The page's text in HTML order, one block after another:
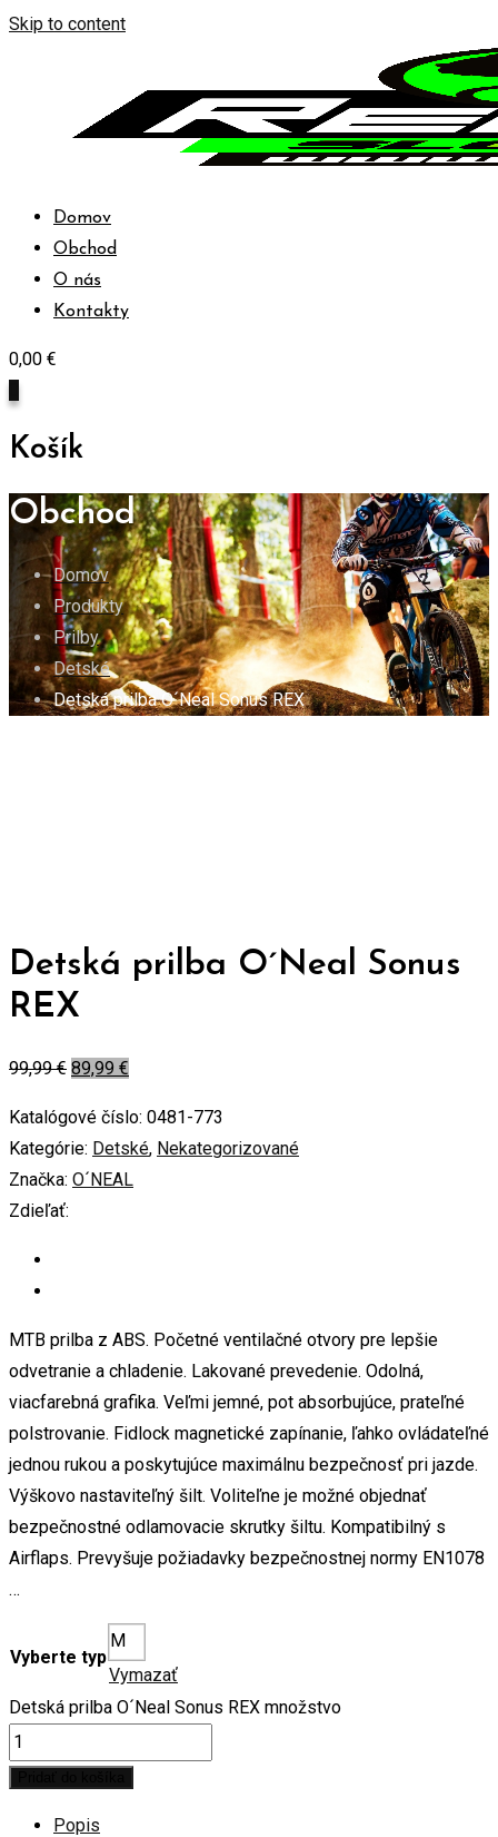
Skip to content
Domov
Obchod
O nás
Kontakty
0,00 €
Košík
Obchod
Domov
Produkty
Prilby
Detské
Detská prilba O´Neal Sonus REX
Detská prilba O´Neal Sonus
REX
99,99€ 89,99 €
Katalógové číslo: 0481-773
Kategórie: Detské, Nekategorizované
Značka: O´NEAL
Zdieľať:
MTB prilba z ABS. Početné ventilačné otvory pre lepšie
odvetranie a chladenie. Lakované prevedenie. Odolná,
viacfarebná grafika. Veľmi jemné, pot absorbujúce, prateľné
polstrovanie. Fidlock magnetické zapínanie, ľahko ovládateľné
jednou rukou a poskytujúce maximálnu bezpečnosť pri jazde.
Výškovo nastaviteľný šilt. Voliteľne je možné objednať
bezpečnostné odlamovacie skrutky šiltu. Kompatibilný s
Airflaps. Prevyšuje požiadavky bezpečnostnej normy EN1078
…
Vyberte typ
M
Vymazať
Detská prilba O´Neal Sonus REX množstvo
Popis